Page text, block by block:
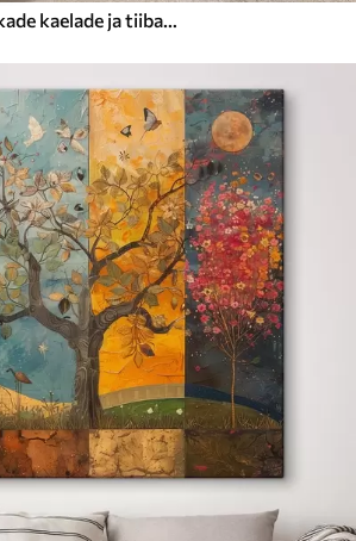
Kaks suurt halli, pikkade kaelade ja tiibadega kraanat, mis seisavad puudest ümbritsetud udujärves